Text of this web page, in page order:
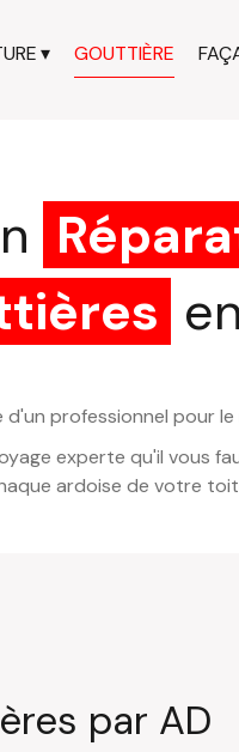
GOUTTIÈRE
d'un professionnel pour
experte qu'il vous
ardoise de votre
par AD